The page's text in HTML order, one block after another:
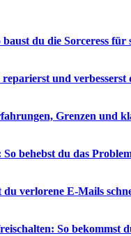
du die Sorceress für
und verbesserst
Grenzen und
behebst du das
verlorene E-Mails
So bekommst